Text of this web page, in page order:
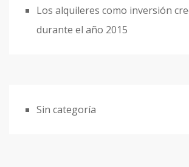
Los alquileres como inversión
durante el año 2015
Sin categoría